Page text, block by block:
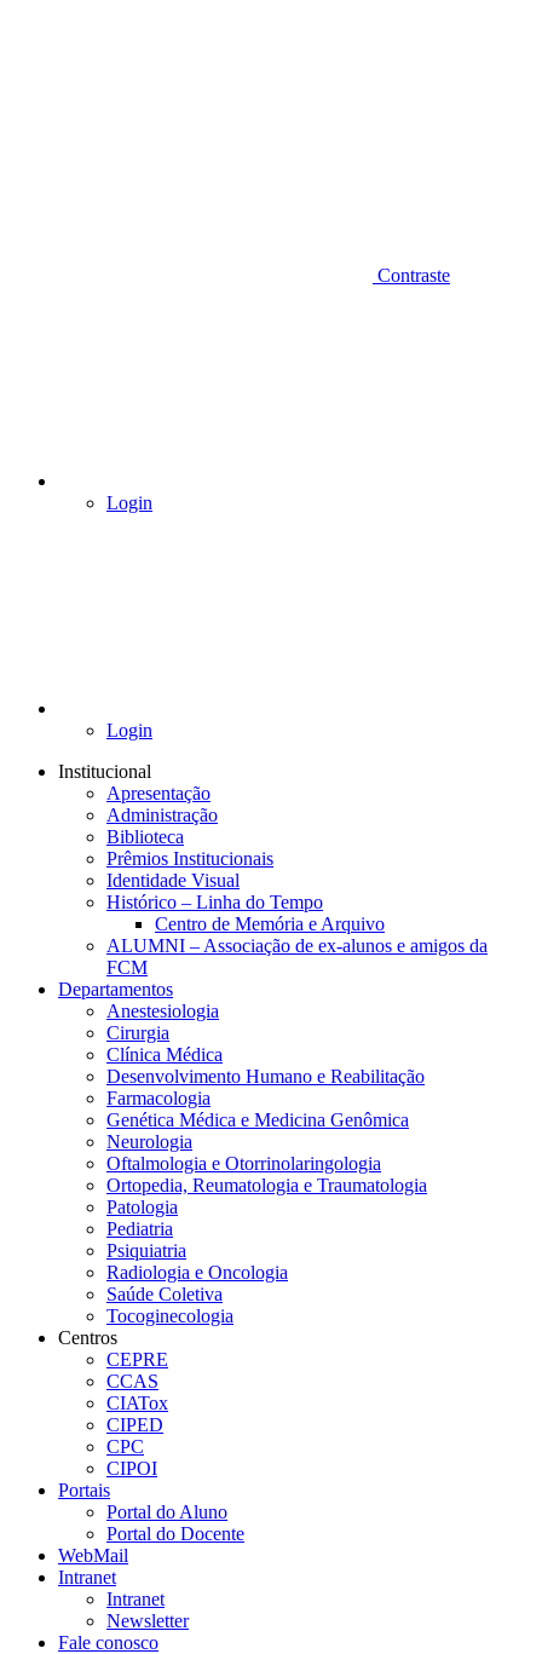
Contraste
Login
Login
Institucional
Apresentação
Administração
Biblioteca
Prêmios Institucionais
Identidade Visual
Histórico – Linha do Tempo
Centro de Memória e Arquivo
ALUMNI – Associação de ex-alunos e amigos da
FCM
Departamentos
Anestesiologia
Cirurgia
Clínica Médica
Desenvolvimento Humano e Reabilitação
Farmacologia
Genética Médica e Medicina Genômica
Neurologia
Oftalmologia e Otorrinolaringologia
Ortopedia, Reumatologia e Traumatologia
Patologia
Pediatria
Psiquiatria
Radiologia e Oncologia
Saúde Coletiva
Tocoginecologia
Centros
CEPRE
CCAS
CIATox
CIPED
CPC
CIPOI
Portais
Portal do Aluno
Portal do Docente
WebMail
Intranet
Intranet
Newsletter
Fale conosco